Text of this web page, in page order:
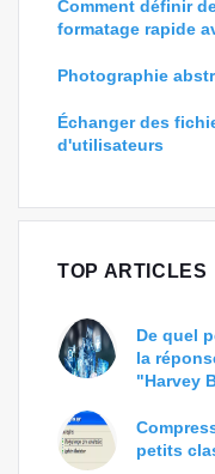
Comment définir
formatage rapide
Photographie
Échanger des
d'utilisateurs
TOP ARTICLES
De quel
la
"Harvey
petits